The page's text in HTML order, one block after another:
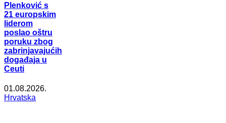
Plenković s
21 europskim
liderom
poslao oštru
poruku zbog
zabrinjavajućih
događaja u
Ceuti
01.08.2026.
Hrvatska